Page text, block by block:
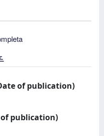
of publication)
of publication)